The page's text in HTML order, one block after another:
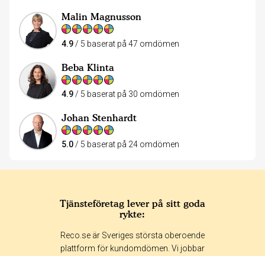
Malin Magnusson
4.9 / 5 baserat på 47 omdömen
Beba Klinta
4.9 / 5 baserat på 30 omdömen
Johan Stenhardt
5.0 / 5 baserat på 24 omdömen
Tjänsteföretag lever på sitt goda
rykte:
Reco.se är Sveriges största oberoende
plattform för kundomdömen. Vi jobbar